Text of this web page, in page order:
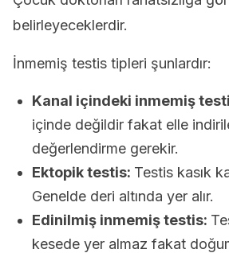
belirleyeceklerdir.
İnmemiş testis tipleri şunlardır:
Kanal içindeki inmemiş
içinde değildir fakat elle
değerlendirme gerekir.
Ektopik testis: Testis kasık
Genelde deri altında yer alır.
Edinilmiş inmemiş testis:
kesede yer almaz fakat